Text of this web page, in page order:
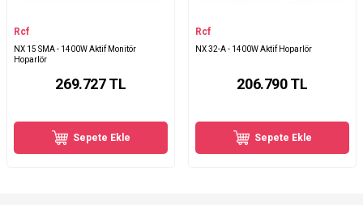
Rcf
NX 15 SMA - 1400W Aktif Monitör
Hoparlör
269.727TL
Sepete Ekle
Rcf
NX 32-A - 1400W Aktif Hoparlör
206.790TL
Sepete Ekle